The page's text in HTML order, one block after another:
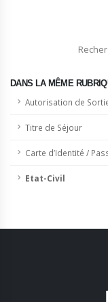
DANS LA MÊME
Autorisation de
Titre de Séjour
Carte d’Identité /
Etat-Civil